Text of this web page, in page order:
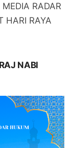
RADAR
HARI RAYA
NABI